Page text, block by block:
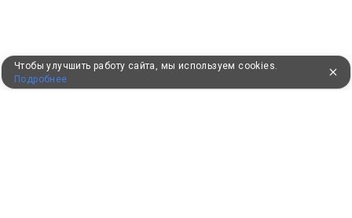
Чтобы улучшить работу сайта, мы используем cookies.
Подробнее